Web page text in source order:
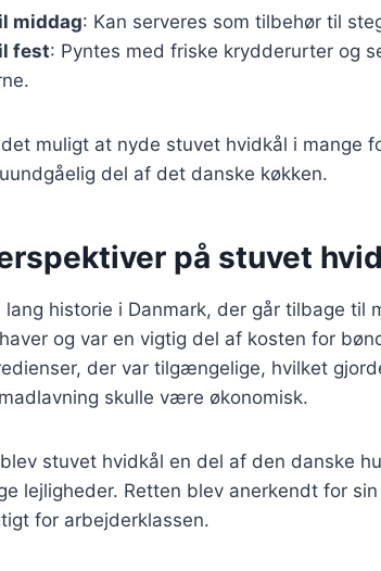
middag: Kan serveres som tilbehør til
fest: Pyntes med friske krydderurter og
muligt at nyde stuvet hvidkål i mange
del af det danske køkken.
på stuvet
historie i Danmark, der går tilbage til
og var en vigtig del af kosten for
der var tilgængelige, hvilket
skulle være økonomisk.
stuvet hvidkål en del af den danske
lejligheder. Retten blev anerkendt for
for arbejderklassen.